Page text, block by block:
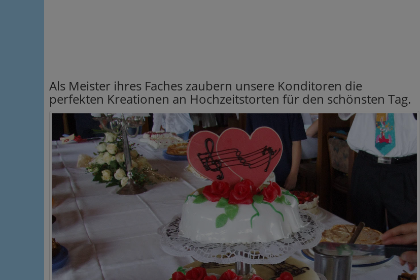
Als Meister ihres Faches zaubern unsere Konditoren die
perfekten Kreationen an Hochzeitstorten für den schönsten Tag.